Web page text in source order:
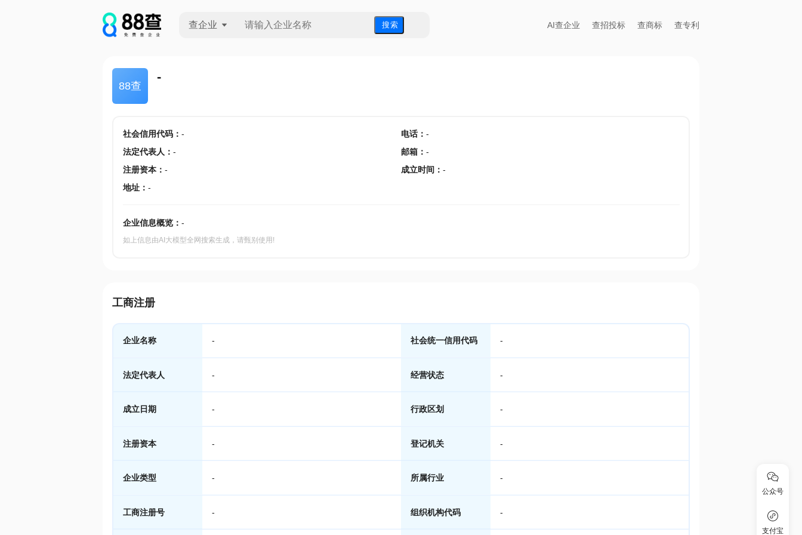
查企业 搜 索 AI查企业 查招投标 查商标 查专利
88查
-
社会信用代码： - 电话： -
法定代表人 ： - 邮箱 ： -
注册资本： - 成立时间 ： -
地址： -
企业信息概览： -
如上信息由AI大模型全网搜索生成，请甄别使用!
工商注册
企业名称 - 社会统一信用代码 -
法定代表人 - 经营状态 -
成立日期 - 行政区划 -
注册资本 - 登记机关 -
企业类型 - 所属行业 -
工商注册号 - 组织机构代码 -
公众号
支付宝